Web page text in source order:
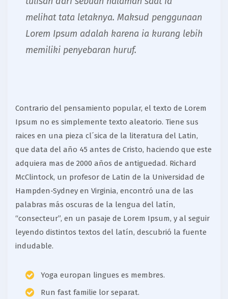
melihat tata letaknya. Maksud penggunaan
Lorem Ipsum adalah karena ia kurang lebih
memiliki penyebaran huruf.
Contrario del pensamiento popular, el texto de Lorem
Ipsum no es simplemente texto aleatorio. Tiene sus
raices en una pieza cl´sica de la literatura del Latin,
que data del año 45 antes de Cristo, haciendo que este
adquiera mas de 2000 años de antiguedad. Richard
McClintock, un profesor de Latin de la Universidad de
Hampden-Sydney en Virginia, encontró una de las
palabras más oscuras de la lengua del latín,
“consecteur”, en un pasaje de Lorem Ipsum, y al seguir
leyendo distintos textos del latín, descubrió la fuente
indudable.
Yoga europan lingues es membres.
Run fast familie lor separat.